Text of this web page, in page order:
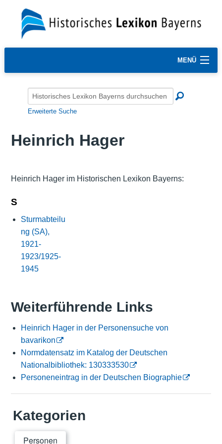
MENÜ
Erweiterte Suche
Heinrich Hager
Heinrich Hager im Historischen Lexikon Bayerns:
S
Sturmabteilu
ng (SA),
1921-
1923/1925-
1945
Weiterführende Links
Heinrich Hager in der Personensuche von
bavarikon
Normdatensatz im Katalog der Deutschen
Nationalbibliothek: 130333530
Personeneintrag in der Deutschen Biographie
Kategorien
Personen